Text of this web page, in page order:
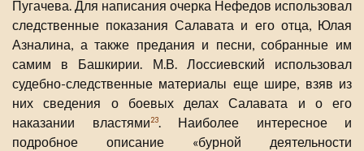
Пугачева. Для написания очерка Нефедов использовал
следственные показания Салавата и его отца, Юлая
Азналина, а также предания и песни, собранные им
самим в Башкирии. М.В. Лоссиевский использовал
судебно-следственные материалы еще шире, взяв из
них сведения о боевых делах Салавата и о его
наказании властями23. Наиболее интересное и
подробное описание «бурной деятельности